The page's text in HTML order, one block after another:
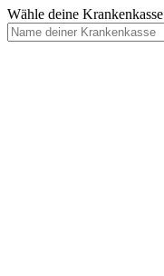
Wähle deine Krankenkasse